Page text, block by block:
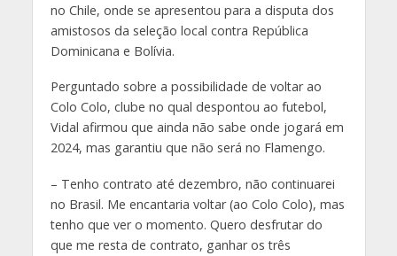
no Chile, onde se apresentou para a disputa dos
amistosos da seleção local contra República
Dominicana e Bolívia.
Perguntado sobre a possibilidade de voltar ao
Colo Colo, clube no qual despontou ao futebol,
Vidal afirmou que ainda não sabe onde jogará em
2024, mas garantiu que não será no Flamengo.
– Tenho contrato até dezembro, não continuarei
no Brasil. Me encantaria voltar (ao Colo Colo), mas
tenho que ver o momento. Quero desfrutar do
que me resta de contrato, ganhar os três